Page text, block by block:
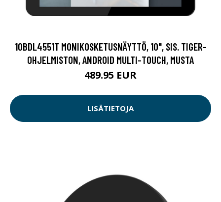
10BDL4551T MONIKOSKETUSNÄYTTÖ, 10", SIS. TIGER-
OHJELMISTON, ANDROID MULTI-TOUCH, MUSTA
489.95 EUR
LISÄTIETOJA